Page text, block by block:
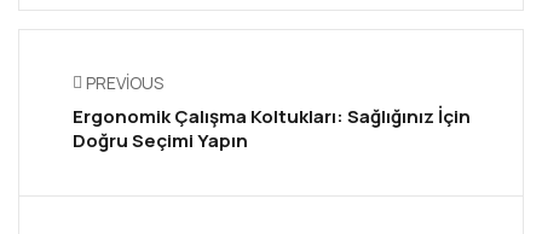
PREVIOUS
Ergonomik Çalışma Koltukları: Sağlığınız İçin
Doğru Seçimi Yapın